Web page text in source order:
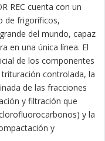
REC cuenta con un
de frigoríficos,
del mundo, capaz
en una única línea. El
de los componentes
controlada, la
de las fracciones
y filtración que
y la
y